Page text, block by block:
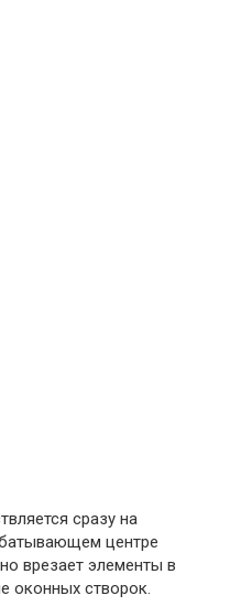
сразу на
центре
врезает элементы в
оконных створок.